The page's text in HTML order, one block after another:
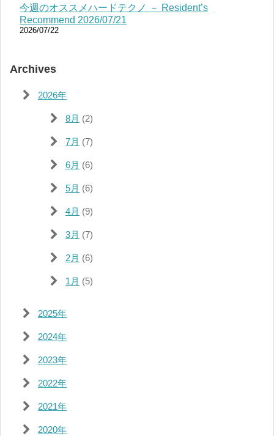
今週のオススメハードテクノ － Resident’s
Recommend 2026/07/21
2026/07/22
Archives
2026年
8月 (2)
7月 (7)
6月 (6)
5月 (6)
4月 (9)
3月 (7)
2月 (6)
1月 (5)
2025年
2024年
2023年
2022年
2021年
2020年